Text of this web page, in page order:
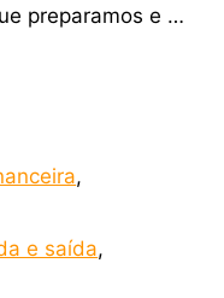
preparamos e …
,
e saída,